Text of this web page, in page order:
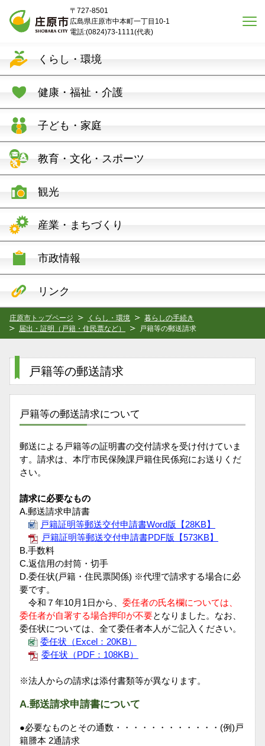
〒727-8501
広島県庄原市中本町一丁目10-1
電話:(0824)73-1111(代表)
くらし・環境
健康・福祉・介護
子ども・家庭
教育・文化・スポーツ
観光
産業・まちづくり
市政情報
リンク
庄原市トップページ くらし・環境
暮らしの手続き
届出・証明（戸籍・住民票など）
戸籍等の郵送請求
戸籍等の郵送請求
戸籍等の郵送請求について
郵送による戸籍等の証明書の交付請求を受け付けていま
す。請求は、本庁市民保険課戸籍住民係宛にお送りくだ
さい。
請求に必要なもの
A.郵送請求申請書
戸籍証明等郵送交付申請書Word版【28KB】
戸籍証明等郵送交付申請書PDF版【573KB】
B.手数料
C.返信用の封筒・切手
D.委任状(戸籍・住民票関係) ※代理で請求する場合に必
要です。
令和７年10月1日から、 委任者の氏名欄については、
委任者が自署する場合押印が不要となりました。なお、
委任状については、全て委任者本人がご記入ください。
委任状（Excel：20KB）
委任状（PDF：108KB）
※法人からの請求は添付書類等が異なります。
A.郵送請求申請書について
●必要なものとその通数・・・・・・・・・・・・(例)戸
籍謄本 2通請求